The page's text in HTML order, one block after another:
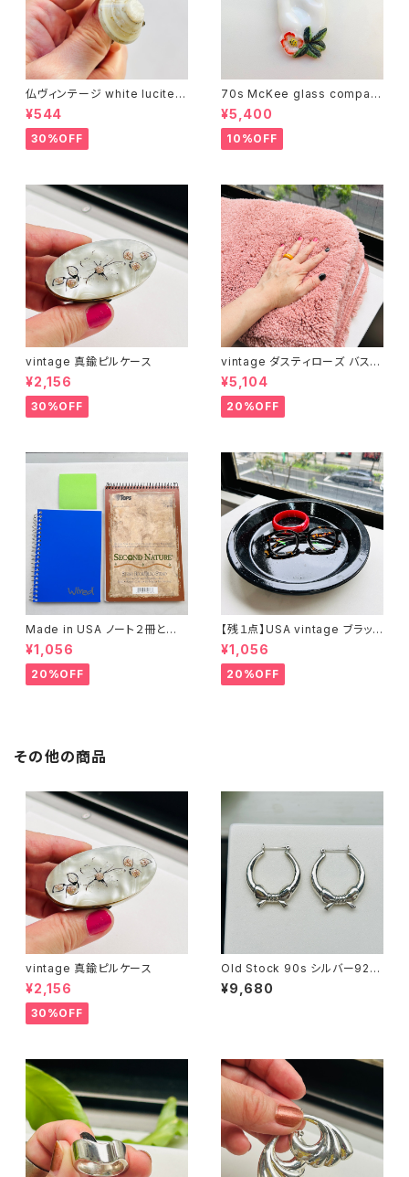
仏ヴィンテージ white lucite c
onfetti 山型イヤリング
¥544
30%OFF
70s McKee glass compan
y ハンドペイントハンド小皿
（赤）
¥5,400
10%OFF
vintage 真鍮ピルケース
¥2,156
30%OFF
vintage ダスティローズ バスマ
ット
¥5,104
20%OFF
Made in USA ノート２冊とお
まけ
¥1,056
20%OFF
【残１点】USA vintage ブラック
琺瑯プレート
¥1,056
20%OFF
その他の商品
vintage 真鍮ピルケース
¥2,156
30%OFF
Old Stock 90s シルバー925
リボンフープピアス
¥9,680